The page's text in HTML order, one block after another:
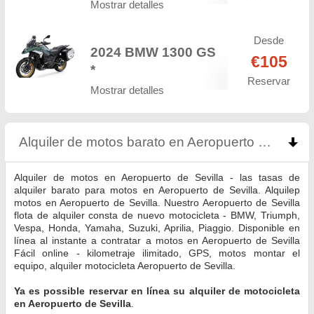
Mostrar detalles
2024 BMW 1300 GS
*
Mostrar detalles
Desde
€105
Reservar
Alquiler de motos barato en Aeropuerto de Sevilla
Alquiler de motos en Aeropuerto de Sevilla - las tasas de
alquiler barato para motos en Aeropuerto de Sevilla. Alquilер
motos en Aeropuerto de Sevilla. Nuestro Aeropuerto de Sevilla
flota de alquiler consta de nuevo motocicleta - BMW, Triumph,
Vespa, Honda, Yamaha, Suzuki, Aprilia, Piaggio. Disponible en
línea al instante a contratar a motos en Aeropuerto de Sevilla
Fácil online - kilometraje ilimitado, GPS, motos montar el
equipo, alquiler motocicleta Aeropuerto de Sevilla.
Ya es possible reservar en línea su alquiler de motocicleta
en Aeropuerto de Sevilla